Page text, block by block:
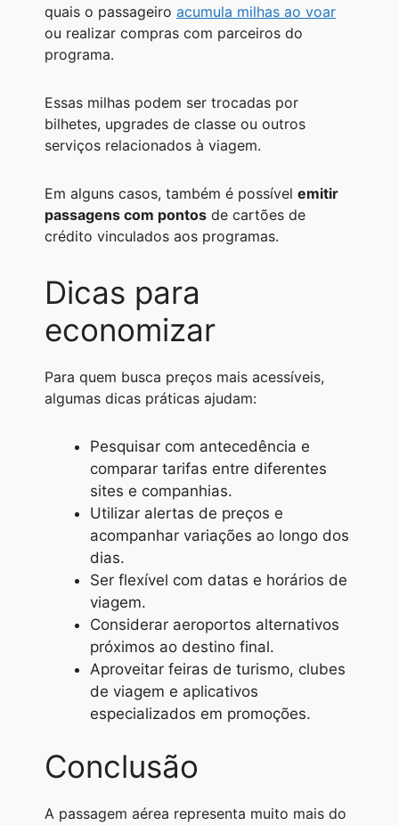
quais o passageiro acumula milhas ao voar
ou realizar compras com parceiros do
programa.
Essas milhas podem ser trocadas por
bilhetes, upgrades de classe ou outros
serviços relacionados à viagem.
Em alguns casos, também é possível emitir
passagens com pontos de cartões de
crédito vinculados aos programas.
Dicas para
economizar
Para quem busca preços mais acessíveis,
algumas dicas práticas ajudam:
Pesquisar com antecedência e
comparar tarifas entre diferentes
sites e companhias.
Utilizar alertas de preços e
acompanhar variações ao longo dos
dias.
Ser flexível com datas e horários de
viagem.
Considerar aeroportos alternativos
próximos ao destino final.
Aproveitar feiras de turismo, clubes
de viagem e aplicativos
especializados em promoções.
Conclusão
A passagem aérea representa muito mais do